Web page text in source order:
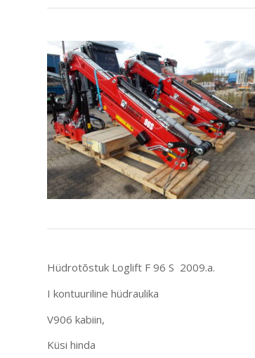
Hüdrotõstuk Loglift F 96 S 2009.a.
I kontuuriline hüdraulika
V906 kabiin,
Küsi hinda